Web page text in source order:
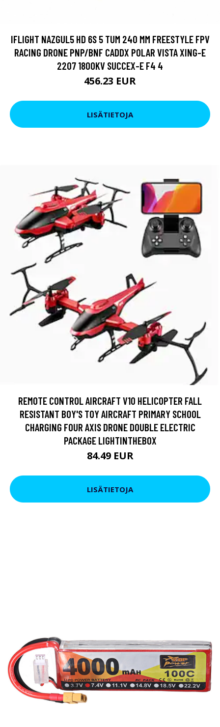
IFLIGHT NAZGUL5 HD 6S 5 TUM 240 MM FREESTYLE FPV
RACING DRONE PNP/BNF CADDX POLAR VISTA XING-E
2207 1800KV SUCCEX-E F4 4
456.23 EUR
LISÄTIETOJA
REMOTE CONTROL AIRCRAFT V10 HELICOPTER FALL
RESISTANT BOY'S TOY AIRCRAFT PRIMARY SCHOOL
CHARGING FOUR AXIS DRONE DOUBLE ELECTRIC
PACKAGE LIGHTINTHEBOX
84.49 EUR
LISÄTIETOJA